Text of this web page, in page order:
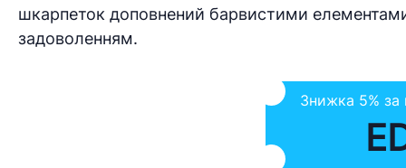
шкарпеток доповнений барвистими
задоволенням.
Знижка 5%